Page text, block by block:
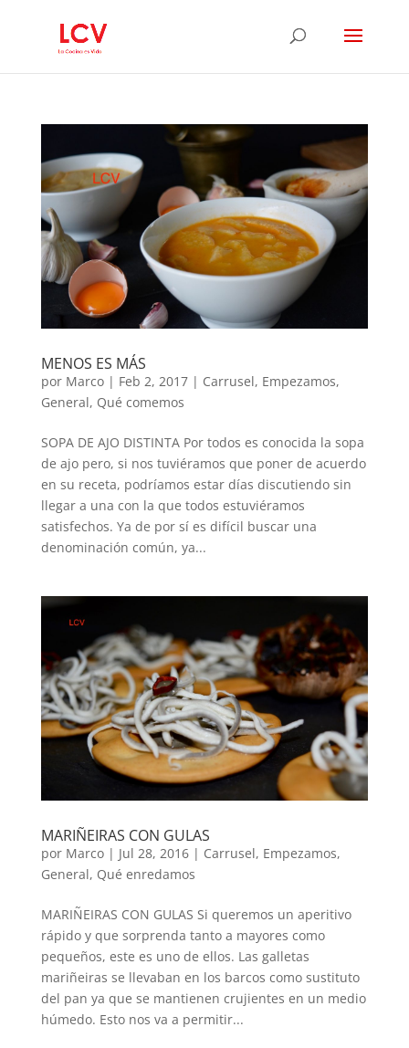
MENOS ES MÁS
por Marco| Feb 2, 2017| Carrusel, Empezamos,
General, Qué comemos
SOPA DE AJO DISTINTA Por todos es conocida la sopa
de ajo pero, si nos tuviéramos que poner de acuerdo
en su receta, podríamos estar días discutiendo sin
llegar a una con la que todos estuviéramos
satisfechos. Ya de por sí es difícil buscar una
denominación común, ya...
MARIÑEIRAS CON GULAS
por Marco| Jul 28, 2016| Carrusel, Empezamos,
General, Qué enredamos
MARIÑEIRAS CON GULAS Si queremos un aperitivo
rápido y que sorprenda tanto a mayores como
pequeños, este es uno de ellos. Las galletas
mariñeiras se llevaban en los barcos como sustituto
del pan ya que se mantienen crujientes en un medio
húmedo. Esto nos va a permitir...